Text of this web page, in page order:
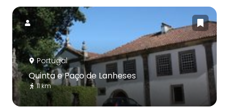
Portugal
Quinta e Paço de Lanheses
11 km